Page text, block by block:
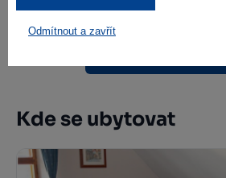
Odmítnout a zavřít
Kde se ubytovat